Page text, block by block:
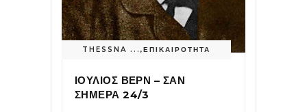
THESSNA ... ,ΕΠΙΚΑΙΡΟΤΗΤΑ
ΙΟΥΛΙΟΣ ΒΕΡΝ – ΣΑΝ
ΣΗΜΕΡΑ 24/3